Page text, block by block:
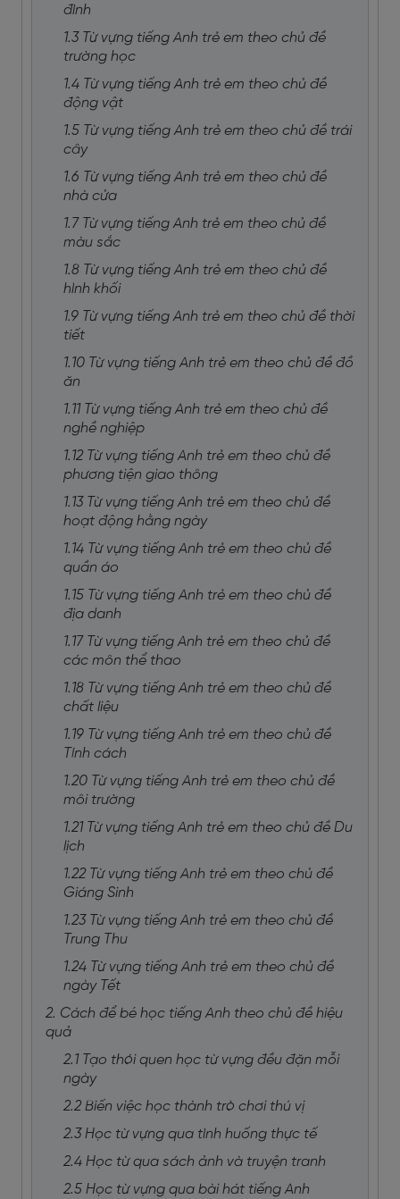
đình
1.3 Từ vựng tiếng Anh trẻ em theo chủ đề
trường học
1.4 Từ vựng tiếng Anh trẻ em theo chủ đề
động vật
1.5 Từ vựng tiếng Anh trẻ em theo chủ đề trái
cây
1.6 Từ vựng tiếng Anh trẻ em theo chủ đề
nhà cửa
1.7 Từ vựng tiếng Anh trẻ em theo chủ đề
màu sắc
1.8 Từ vựng tiếng Anh trẻ em theo chủ đề
hình khối
1.9 Từ vựng tiếng Anh trẻ em theo chủ đề thời
tiết
1.10 Từ vựng tiếng Anh trẻ em theo chủ đề đồ
ăn
1.11 Từ vựng tiếng Anh trẻ em theo chủ đề
nghề nghiệp
1.12 Từ vựng tiếng Anh trẻ em theo chủ đề
phương tiện giao thông
1.13 Từ vựng tiếng Anh trẻ em theo chủ đề
hoạt động hằng ngày
1.14 Từ vựng tiếng Anh trẻ em theo chủ đề
quần áo
1.15 Từ vựng tiếng Anh trẻ em theo chủ đề
địa danh
1.17 Từ vựng tiếng Anh trẻ em theo chủ đề
các môn thể thao
1.18 Từ vựng tiếng Anh trẻ em theo chủ đề
chất liệu
1.19 Từ vựng tiếng Anh trẻ em theo chủ đề
Tính cách
1.20 Từ vựng tiếng Anh trẻ em theo chủ đề
môi trường
1.21 Từ vựng tiếng Anh trẻ em theo chủ đề Du
lịch
1.22 Từ vựng tiếng Anh trẻ em theo chủ đề
Giáng Sinh
1.23 Từ vựng tiếng Anh trẻ em theo chủ đề
Trung Thu
1.24 Từ vựng tiếng Anh trẻ em theo chủ đề
ngày Tết
2. Cách để bé học tiếng Anh theo chủ đề hiệu
quả
2.1 Tạo thói quen học từ vựng đều đặn mỗi
ngày
2.2 Biến việc học thành trò chơi thú vị
2.3 Học từ vựng qua tình huống thực tế
2.4 Học từ qua sách ảnh và truyện tranh
2.5 Học từ vựng qua bài hát tiếng Anh